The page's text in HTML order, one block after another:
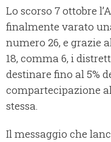
Lo scorso 7 ottobre
finalmente varato
numero 26, e grazie
18, comma 6, i
destinare fino al 5%
compartecipazione
stessa.
Il messaggio che